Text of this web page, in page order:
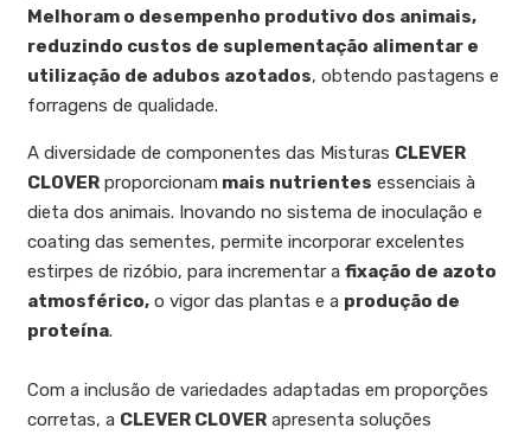
Melhoram o desempenho produtivo dos animais,
reduzindo custos de suplementação alimentar e
utilização de adubos azotados, obtendo pastagens e
forragens de qualidade.
A diversidade de componentes das Misturas CLEVER
CLOVER proporcionam mais nutrientes essenciais à
dieta dos animais. Inovando no sistema de inoculação e
coating das sementes, permite incorporar excelentes
estirpes de rizóbio, para incrementar a fixação de azoto
atmosférico, o vigor das plantas e a produção de
proteína.
Com a inclusão de variedades adaptadas em proporções
corretas, a CLEVER CLOVER apresenta soluções